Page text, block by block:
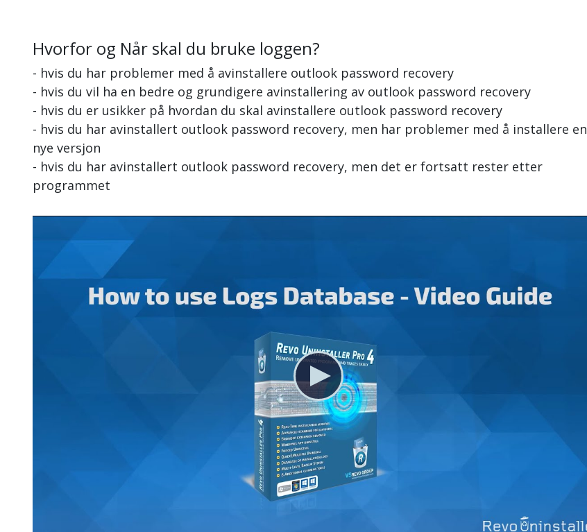
Hvorfor og Når skal du bruke loggen?
- hvis du har problemer med å avinstallere outlook password recovery
- hvis du vil ha en bedre og grundigere avinstallering av outlook password recovery
- hvis du er usikker på hvordan du skal avinstallere outlook password recovery
- hvis du har avinstallert outlook password recovery, men har problemer med å installere en
nye versjon
- hvis du har avinstallert outlook password recovery, men det er fortsatt rester etter
programmet